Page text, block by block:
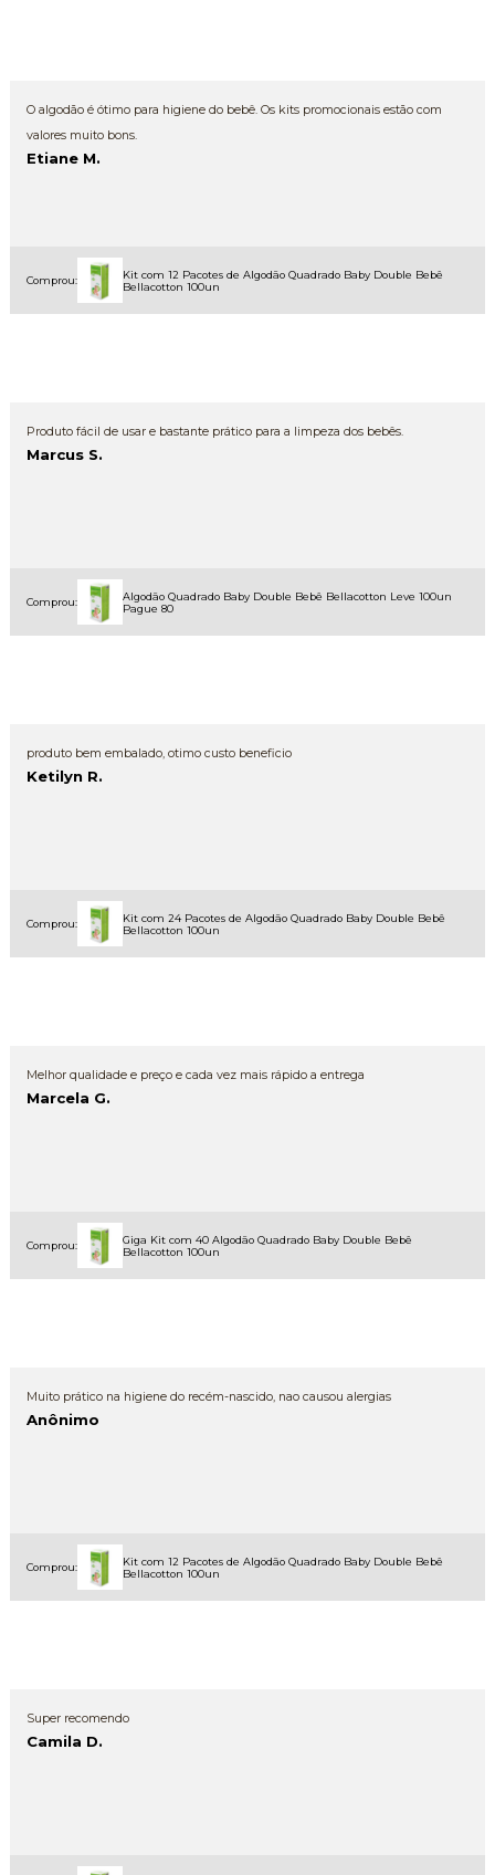
O algodão é ótimo para higiene do bebê. Os kits promocionais estão com
valores muito bons.
Etiane M.
Comprou:
Kit com 12 Pacotes de Algodão Quadrado Baby Double Bebê
Bellacotton 100un
Produto fácil de usar e bastante prático para a limpeza dos bebês.
Marcus S.
Comprou:
Algodão Quadrado Baby Double Bebê Bellacotton Leve 100un
Pague 80
produto bem embalado, otimo custo beneficio
Ketilyn R.
Comprou:
Kit com 24 Pacotes de Algodão Quadrado Baby Double Bebê
Bellacotton 100un
Melhor qualidade e preço e cada vez mais rápido a entrega
Marcela G.
Comprou:
Giga Kit com 40 Algodão Quadrado Baby Double Bebê
Bellacotton 100un
Muito prático na higiene do recém-nascido, nao causou alergias
Anônimo
Comprou:
Kit com 12 Pacotes de Algodão Quadrado Baby Double Bebê
Bellacotton 100un
Super recomendo
Camila D.